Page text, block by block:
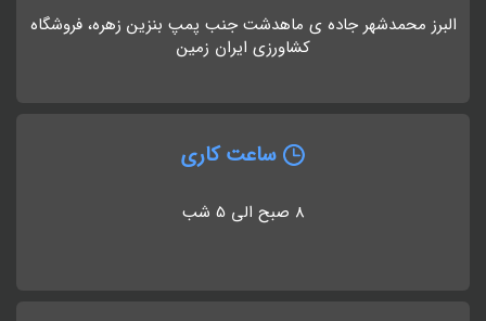
البرز محمدشهر جاده ی ماهدشت جنب پمپ بنزین زهره، فروشگاه
کشاورزی ایران زمین
ساعت کاری
8 صبح الی 5 شب